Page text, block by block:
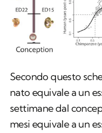
Secondo questo
nato equivale a un
settimane dal
mesi equivale a un